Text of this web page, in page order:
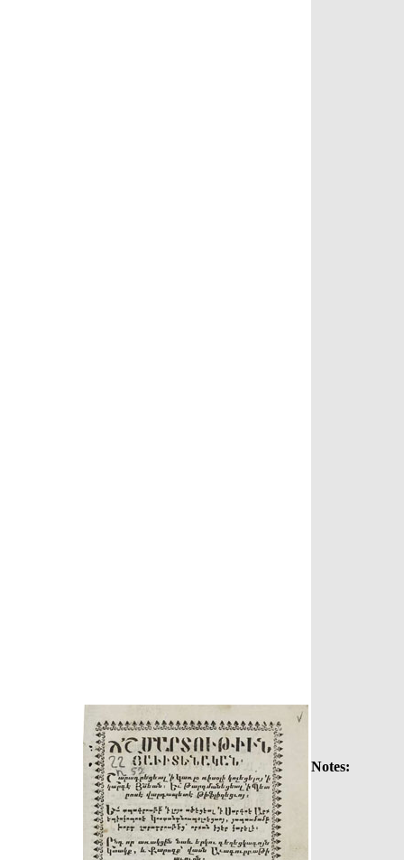
Notes: